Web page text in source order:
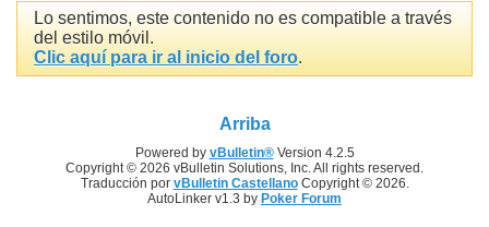
Lo sentimos, este contenido no es compatible a través
del estilo móvil.
Clic aquí para ir al inicio del foro.
Arriba
Powered by vBulletin®Version 4.2.5
Copyright © 2026 vBulletin Solutions, Inc. All rights reserved.
Traducción por vBulletin CastellanoCopyright © 2026.
AutoLinker v1.3 by Poker Forum